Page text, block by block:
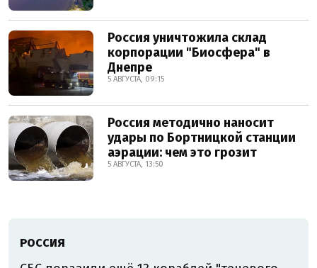
Россия уничтожила склад
корпорации "Биосфера" в
Днепре
5 АВГУСТА, 09:15
Россия методично наносит
удары по Бортницкой станции
аэрации: чем это грозит
5 АВГУСТА, 13:50
РОССИЯ